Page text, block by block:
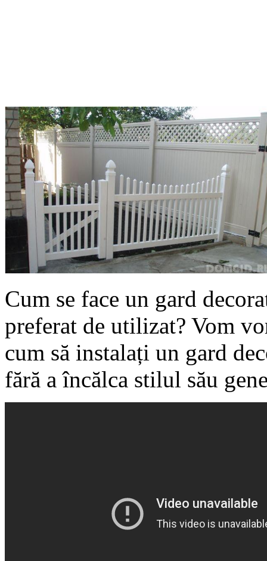
Cum se face un gard
preferat de utilizat? Vom
cum să instalați un gard
fără a încălca stilul său